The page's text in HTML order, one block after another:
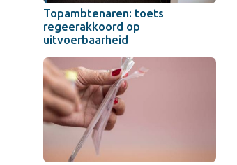
Topambtenaren: toets
regeerakkoord op
uitvoerbaarheid